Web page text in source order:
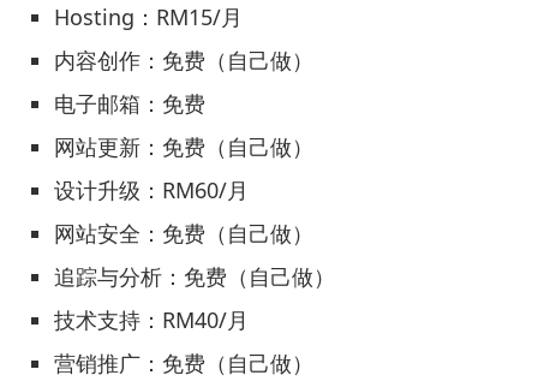
Hosting：RM15/月
内容创作：免费（自己做）
电子邮箱：免费
网站更新：免费（自己做）
设计升级：RM60/月
网站安全：免费（自己做）
追踪与分析：免费（自己做）
技术支持：RM40/月
营销推广：免费（自己做）